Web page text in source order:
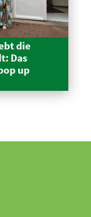
die
Das
up